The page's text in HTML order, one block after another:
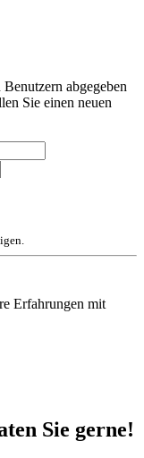
abgegeben
Sie einen neuen
Erfahrungen mit
Sie gerne!